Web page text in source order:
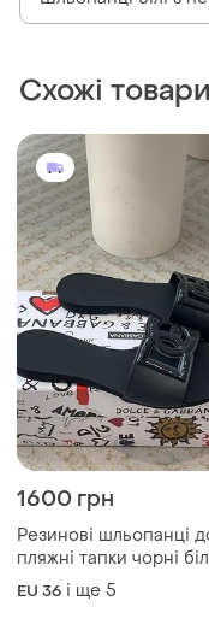
Схожі товари
1600 грн
Резинові шльопанці
пляжні тапки чорні
EU 36 і ще 5